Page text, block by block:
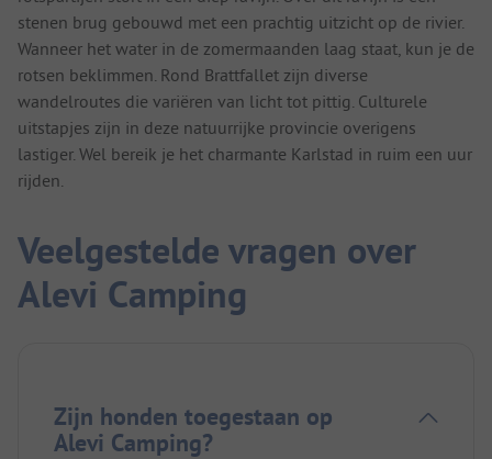
stenen brug gebouwd met een prachtig uitzicht op de rivier.
Wanneer het water in de zomermaanden laag staat, kun je de
rotsen beklimmen. Rond Brattfallet zijn diverse
wandelroutes die variëren van licht tot pittig. Culturele
uitstapjes zijn in deze natuurrijke provincie overigens
lastiger. Wel bereik je het charmante Karlstad in ruim een uur
rijden.
Veelgestelde vragen over
Alevi Camping
Zijn honden toegestaan op
Alevi Camping?